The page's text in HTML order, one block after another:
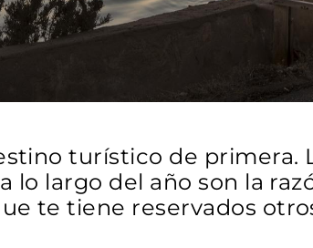
turístico de primera.
lo largo del año son la
te tiene reservados